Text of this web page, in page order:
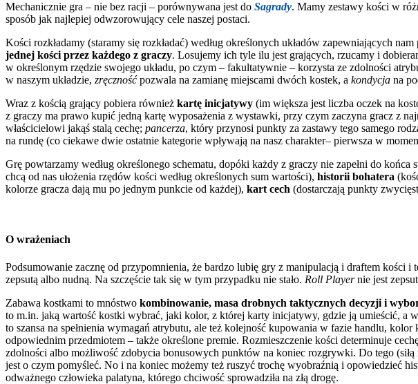
Mechanicznie gra – nie bez racji – porównywana jest do Sagrady. Mamy zestawy kości w
sposób jak najlepiej odwzorowujący cele naszej postaci.
Kości rozkładamy (staramy się rozkładać) według określonych układów zapewniających
jednej kości przez każdego z graczy. Losujemy ich tyle ilu jest grających, rzucamy i
w określonym rzędzie swojego układu, po czym – fakultatywnie – korzysta ze zdolności
w naszym układzie, zręcznośćpozwala na zamianę miejscami dwóch kostek, a kondycja na
Wraz z kością grający pobiera również kartę inicjatywy (im większa jest liczba oczek na
z graczy ma prawo kupić jedną kartę wyposażenia z wystawki, przy czym zaczyna gracz z
właścicielowi jakąś stalą cechę; pancerza, który przynosi punkty za zastawy tego samego
na rundę (co ciekawe dwie ostatnie kategorie wpływają na nasz charakter– pierwsza w
Grę powtarzamy według określonego schematu, dopóki każdy z graczy nie zapełni do
chcą od nas ułożenia rzędów kości według określonych sum wartości), historii bohatera
kolorze gracza dają mu po jednym punkcie od każdej), kart cech (dostarczają punkty
O wrażeniach
Podsumowanie zacznę od przypomnienia, że bardzo lubię gry z manipulacją i draftem kości
zepsutą albo nudną. Na szczęście tak się w tym przypadku nie stało. Roll Playernie jest
Zabawa kostkami to mnóstwo kombinowanie, masa drobnych taktycznych decyzji i
to m.in. jaką wartość kostki wybrać, jaki kolor, z której karty inicjatywy, gdzie ją umieścić,
to szansa na spełnienia wymagań atrybutu, ale też kolejność kupowania w fazie handlu,
odpowiednim przedmiotem – także określone premie. Rozmieszczenie kości determinuje
zdolności albo możliwość zdobycia bonusowych punktów na koniec rozgrywki. Do tego
jest o czym pomyśleć. No i na koniec możemy też ruszyć trochę wyobraźnią i opowiedzieć
odważnego człowieka palatyna, którego chciwość sprowadziła na złą drogę.